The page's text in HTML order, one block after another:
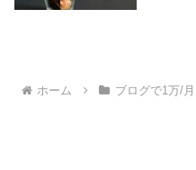
ホーム ブログで1万/